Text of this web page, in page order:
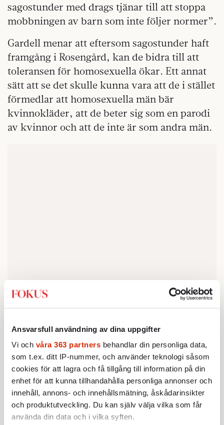
Ansvarsfull användning av dina uppgifter
Vi och våra 363 partners behandlar din personliga data,
som t.ex. ditt IP-nummer, och använder teknologi såsom
cookies för att lagra och få tillgång till information på din
enhet för att kunna tillhandahålla personliga annonser och
innehåll, annons- och innehållsmätning, åskådarinsikter
och produktutveckling. Du kan själv välja vilka som får
använda din data och i vilka syften.
sagostunder med drags tjänar till att stoppa
mobbningen av barn som inte följer normer”.
Gardell menar att eftersom sagostunder haft
framgång i Rosengård, kan de bidra till att
toleransen för homosexuella ökar. Ett annat
sätt att se det skulle kunna vara att de i stället
förmedlar att homosexuella män bär
kvinnokläder, att de beter sig som en parodi
av kvinnor och att de inte är som andra män.
Råder olika uppfattningar om
fenomenet
Många i England ifrågasätter också hur
manliga dragartister som föreställer kvinnor,
kan bidra till att bryta stereotyper. De anser
att det tvärtom förstärker könsroller och